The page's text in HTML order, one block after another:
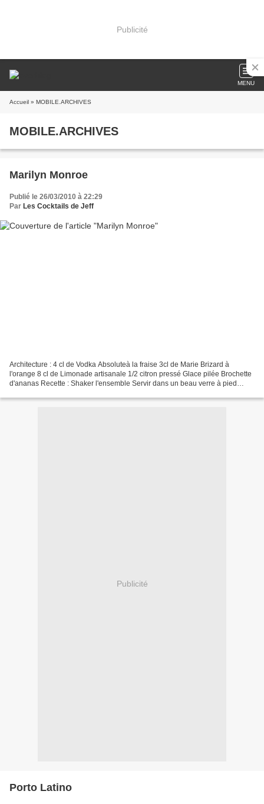
Publicité
MENU
Accueil » MOBILE.ARCHIVES
MOBILE.ARCHIVES
Marilyn Monroe
Publié le 26/03/2010 à 22:29
Par Les Cocktails de Jeff
Architecture : 4 cl de Vodka Absoluteà la fraise 3cl de Marie Brizard à
l'orange 8 cl de Limonade artisanale 1/2 citron pressé Glace pilée Brochette
d'ananas Recette : Shaker l'ensemble Servir dans un beau verre à pied
Publicité
Porto Latino